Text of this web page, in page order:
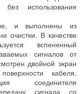
использования
и выполнены из
очистки. В качестве
вспененный
сигналов от
двойной экран
кабеля.
соединителя
сигнала со